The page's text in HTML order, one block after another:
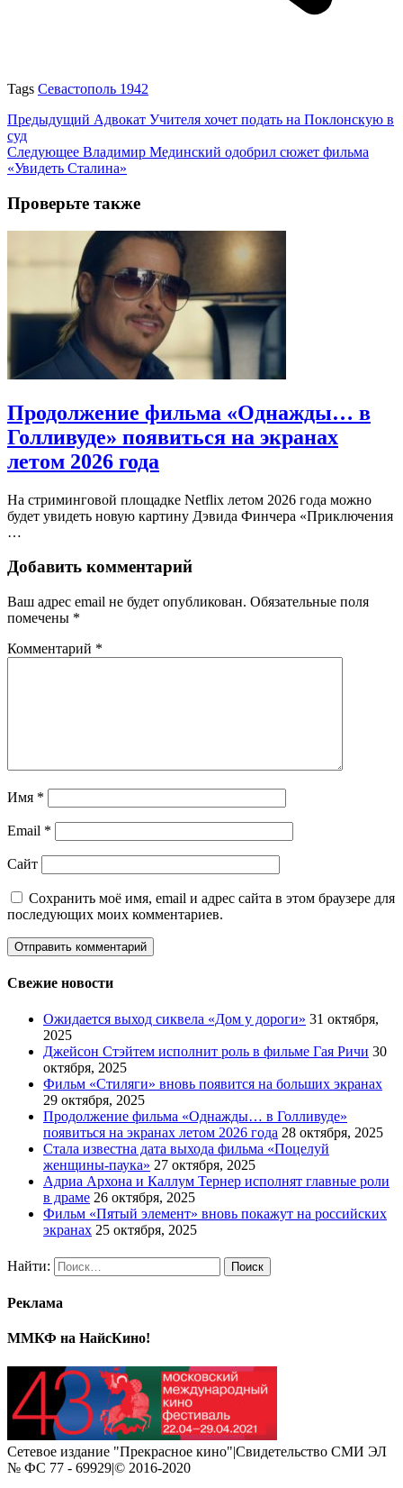
Tags Севастополь 1942
Предыдущий Адвокат Учителя хочет подать на Поклонскую в
суд
Следующее Владимир Мединский одобрил сюжет фильма
«Увидеть Сталина»
Проверьте также
Продолжение фильма «Однажды… в
Голливуде» появиться на экранах
летом 2026 года
На стриминговой площадке Netflix летом 2026 года можно
будет увидеть новую картину Дэвида Финчера «Приключения
…
Добавить комментарий
Ваш адрес email не будет опубликован. Обязательные поля
помечены *
Комментарий *
Имя *
Email *
Сайт
Сохранить моё имя, email и адрес сайта в этом браузере для
последующих моих комментариев.
Свежие новости
Ожидается выход сиквела «Дом у дороги» 31 октября,
2025
Джейсон Стэйтем исполнит роль в фильме Гая Ричи 30
октября, 2025
Фильм «Стиляги» вновь появится на больших экранах
29 октября, 2025
Продолжение фильма «Однажды… в Голливуде»
появиться на экранах летом 2026 года 28 октября, 2025
Стала известна дата выхода фильма «Поцелуй
женщины-паука» 27 октября, 2025
Адриа Архона и Каллум Тернер исполнят главные роли
в драме 26 октября, 2025
Фильм «Пятый элемент» вновь покажут на российских
экранах 25 октября, 2025
Найти:
Реклама
ММКФ на НайсКино!
Сетевое издание "Прекрасное кино"|Свидетельство СМИ ЭЛ
№ ФС 77 - 69929|© 2016-2020